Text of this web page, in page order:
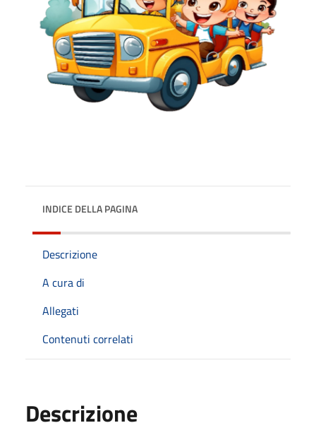
INDICE DELLA PAGINA
Descrizione
A cura di
Allegati
Contenuti correlati
Descrizione